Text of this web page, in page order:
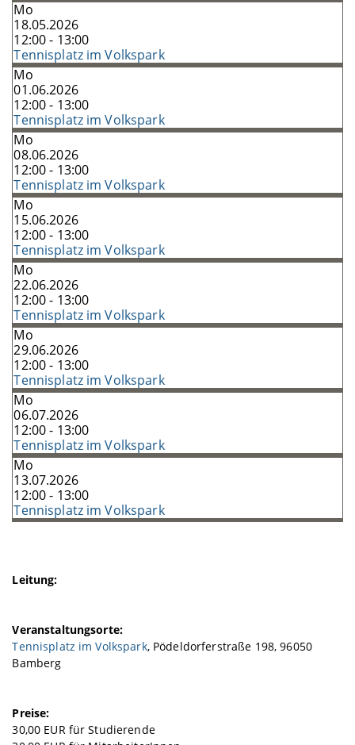
Mo
18.05.2026
12:00 - 13:00
Tennisplatz im Volkspark
Mo
01.06.2026
12:00 - 13:00
Tennisplatz im Volkspark
Mo
08.06.2026
12:00 - 13:00
Tennisplatz im Volkspark
Mo
15.06.2026
12:00 - 13:00
Tennisplatz im Volkspark
Mo
22.06.2026
12:00 - 13:00
Tennisplatz im Volkspark
Mo
29.06.2026
12:00 - 13:00
Tennisplatz im Volkspark
Mo
06.07.2026
12:00 - 13:00
Tennisplatz im Volkspark
Mo
13.07.2026
12:00 - 13:00
Tennisplatz im Volkspark
Leitung:
Veranstaltungsorte:
Tennisplatz im Volkspark, Pödeldorferstraße 198, 96050
Bamberg
Preise:
30,00 EUR für Studierende